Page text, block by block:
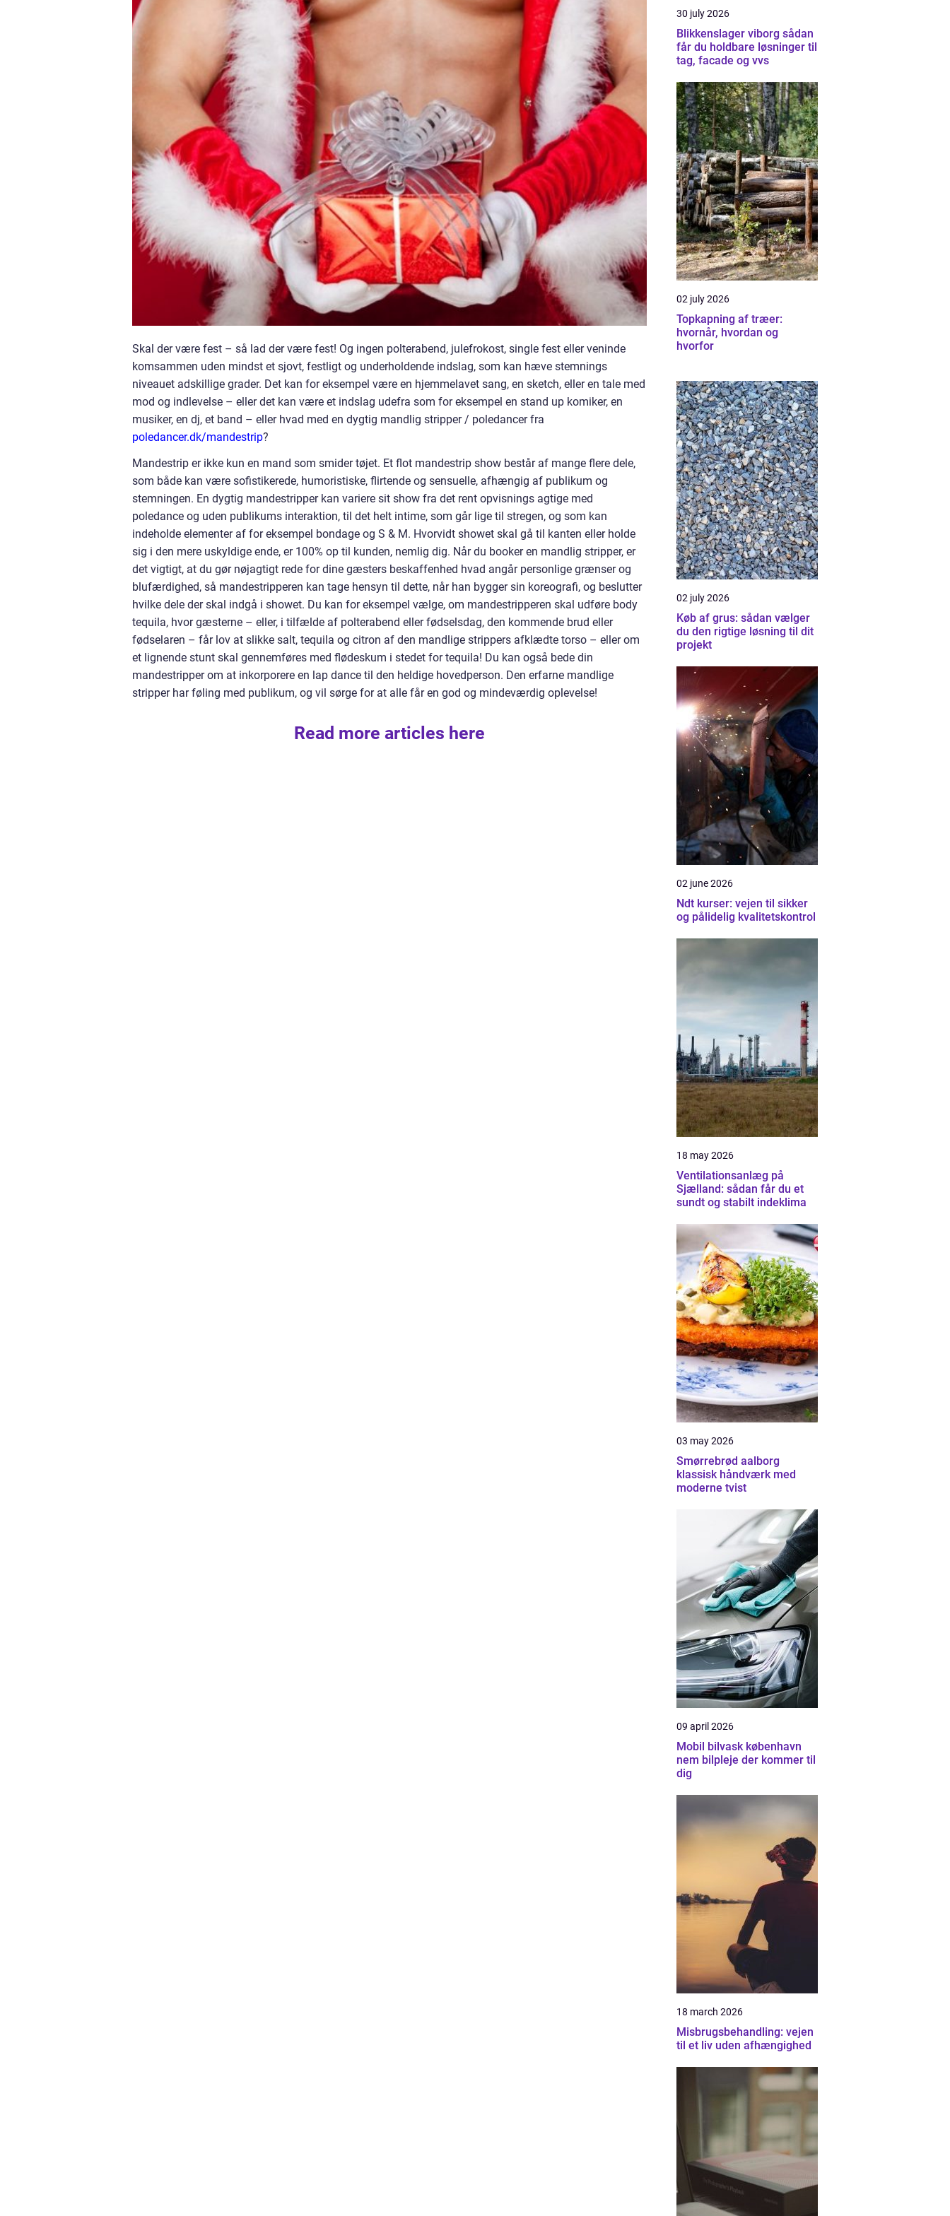
Skal der være fest – så lad der være fest! Og ingen polterabend, julefrokost, single fest eller veninde
komsammen uden mindst et sjovt, festligt og underholdende indslag, som kan hæve stemnings
niveauet adskillige grader. Det kan for eksempel være en hjemmelavet sang, en sketch, eller en tale med
mod og indlevelse – eller det kan være et indslag udefra som for eksempel en stand up komiker, en
musiker, en dj, et band – eller hvad med en dygtig mandlig stripper / poledancer fra
poledancer.dk/mandestrip?
Mandestrip er ikke kun en mand som smider tøjet. Et flot mandestrip show består af mange flere dele,
som både kan være sofistikerede, humoristiske, flirtende og sensuelle, afhængig af publikum og
stemningen. En dygtig mandestripper kan variere sit show fra det rent opvisnings agtige med
poledance og uden publikums interaktion, til det helt intime, som går lige til stregen, og som kan
indeholde elementer af for eksempel bondage og S & M. Hvorvidt showet skal gå til kanten eller holde
sig i den mere uskyldige ende, er 100% op til kunden, nemlig dig. Når du booker en mandlig stripper, er
det vigtigt, at du gør nøjagtigt rede for dine gæsters beskaffenhed hvad angår personlige grænser og
blufærdighed, så mandestripperen kan tage hensyn til dette, når han bygger sin koreografi, og beslutter
hvilke dele der skal indgå i showet. Du kan for eksempel vælge, om mandestripperen skal udføre body
tequila, hvor gæsterne – eller, i tilfælde af polterabend eller fødselsdag, den kommende brud eller
fødselaren – får lov at slikke salt, tequila og citron af den mandlige strippers afklædte torso – eller om
et lignende stunt skal gennemføres med flødeskum i stedet for tequila! Du kan også bede din
mandestripper om at inkorporere en lap dance til den heldige hovedperson. Den erfarne mandlige
stripper har føling med publikum, og vil sørge for at alle får en god og mindeværdig oplevelse!
Read more articles here
30 july 2026
Blikkenslager viborg sådan
får du holdbare løsninger til
tag, facade og vvs
02 july 2026
Topkapning af træer:
hvornår, hvordan og
hvorfor
02 july 2026
Køb af grus: sådan vælger
du den rigtige løsning til dit
projekt
02 june 2026
Ndt kurser: vejen til sikker
og pålidelig kvalitetskontrol
18 may 2026
Ventilationsanlæg på
Sjælland: sådan får du et
sundt og stabilt indeklima
03 may 2026
Smørrebrød aalborg
klassisk håndværk med
moderne tvist
09 april 2026
Mobil bilvask københavn
nem bilpleje der kommer til
dig
18 march 2026
Misbrugsbehandling: vejen
til et liv uden afhængighed